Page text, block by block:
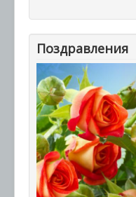
Поздравления